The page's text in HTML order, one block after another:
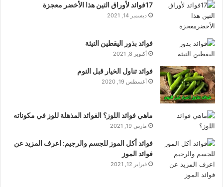
17فوائد لأوراق التين هذا الأخضر معجزة
ديسمبر 14, 2021
فوائد بذور اليقطين النيئة
أكتوبر 8, 2021
فوائد تناول الخيار قبل النوم
أغسطس 19, 2020
ماهي فوائد اللوز؟ الفوائد المذهلة للوز في مكوناته
مارس 19, 2021
فوائد أكل الموز للجسم والرجيم: اعرف المزيد عن
فوائد الموز
فبراير 12, 2021